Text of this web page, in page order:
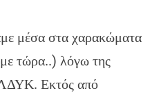
μέσα στα χαρακώματα
τώρα..) λόγω της
Εκτός από